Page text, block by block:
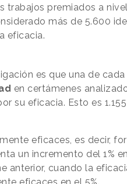
trabajos premiados a
más de 5.600
eficacia.
es que una de cada
en certámenes
su eficacia. Esto es
eficaces, es decir,
un incremento del 1% en
anterior, cuando la